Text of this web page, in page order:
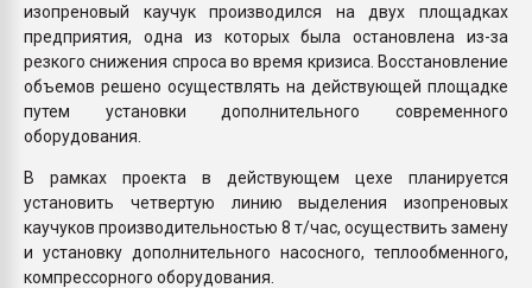
изопреновый каучук производился на двух площадках
предприятия, одна из которых была остановлена из-за
резкого снижения спроса во время кризиса. Восстановление
объемов решено осуществлять на действующей площадке
путем установки дополнительного современного
оборудования.
В рамках проекта в действующем цехе планируется
установить четвертую линию выделения изопреновых
каучуков производительностью 8 т/час, осуществить замену
и установку дополнительного насосного, теплообменного,
компрессорного оборудования.